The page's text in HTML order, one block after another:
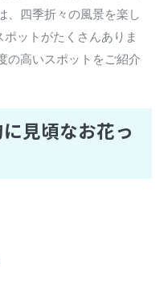
、四季折々の風景を楽し
ットがたくさんありま
の高いスポットをご紹介
見頃なお花っ